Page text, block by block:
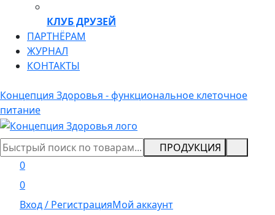
КЛУБ ДРУЗЕЙ
ПАРТНЁРАМ
ЖУРНАЛ
КОНТАКТЫ
Концепция Здоровья - функциональное клеточное
питание
ПРОДУКЦИЯ
0
0
Вход / РегистрацияМой аккаунт